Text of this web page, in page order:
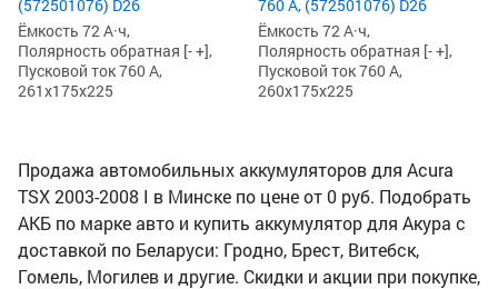
(572501076) D26
Ёмкость 72 А·ч,
Полярность обратная [- +],
Пусковой ток 760 А,
261x175x225
760 А, (572501076) D26
Ёмкость 72 А·ч,
Полярность обратная [- +],
Пусковой ток 760 А,
260x175x225
Продажа автомобильных аккумуляторов для Acura
TSX 2003-2008 I в Минске по цене от 0 руб. Подобрать
АКБ по марке авто и купить аккумулятор для Акура с
доставкой по Беларуси: Гродно, Брест, Витебск,
Гомель, Могилев и другие. Скидки и акции при покупке,